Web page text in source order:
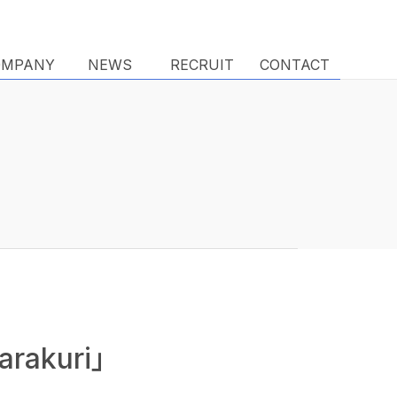
NEWS RECRUIT CONTACT
」
NEWS RECRUIT CONTACT